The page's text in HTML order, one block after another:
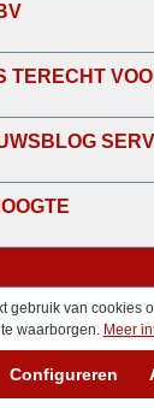
TERECHT
gebruik van cookies
te waarborgen. Meer
Configureren